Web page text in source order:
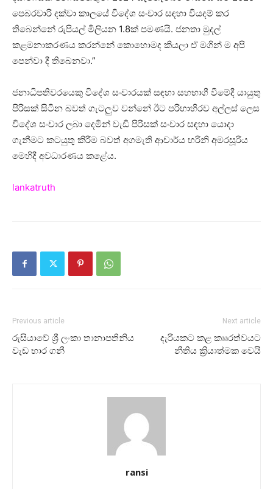
පෙබරවාරි දක්වා කාලයේ විදේශ සංචාර සඳහා වියදම් කර
තිබෙන්නේ රුපියල් මිලියන 1.8ක් පමණයි. ජනතා මුදල්
කළමනාකරණය කරන්නේ කොහොමද කියලා ඒ මගින් ම අපි
පෙන්වා දී තිබෙනවා.”
ජනාධිපතිවරයෙකු විදේශ සංචාරයක් සඳහා සහභාගී වීමේදී යායුතු
පිරිසක් සිටින බවත් ගැටලුව වන්නේ ඊට පරිභාහිරව අල්ලස් ලෙස
විදේශ සංචාර ලබා දෙමින් වැඩි පිරිසක් සංචාර සඳහා යොදා
ගැනීමට කටයුතු කිරීම බවත් අගමැති ආචාර්ය හරිනි අමරසූරිය
මෙහිදී අවධාරණය කළේය.
lankatruth
Previous article
රුසියාවේ ශ්‍රී ලංකා තානාපතිනිය
වැඩ භාර ගනී
Next article
දැරියකට කළ කෘෘරත්වයට
නීතිය ක්‍රියාත්මක වෙයි
ransi